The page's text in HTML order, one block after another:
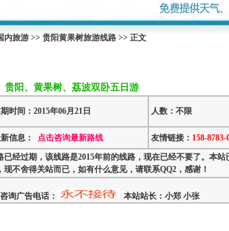
内旅游>> 贵阳黄果树旅游线路>> 正文
贵阳、黄果树、荔波双卧五日游
时间：2015年06月21日
人数：不限
信息： 点击咨询最新路线 友情链接： 158-8783-
经过期，该线路是2015年前的线路，现在已经不要了。本站
不舍得关站而已，如有什么意见，请联系QQ2，感谢！
咨询广告电话：
本站站长：小郑 小张